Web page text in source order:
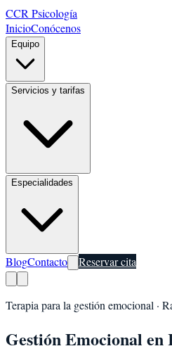
CCR Psicología
InicioConócenos
Equipo
Servicios y tarifas
Especialidades
BlogContacto Reservar cita
Terapia para la gestión emocional ·
Gestión Emocional en